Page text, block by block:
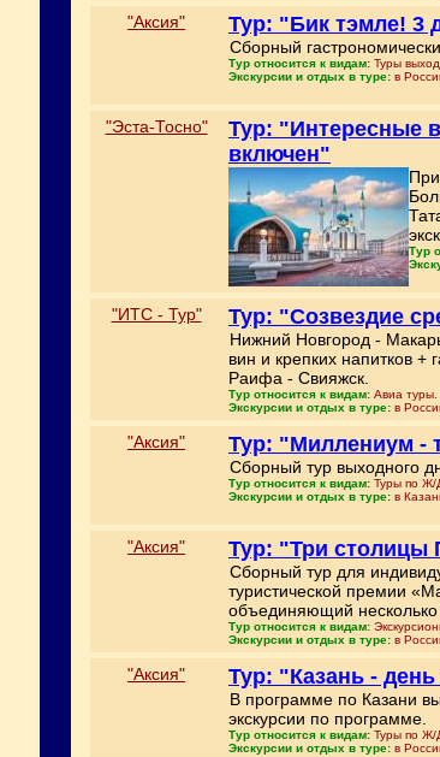
"Аксия" Тур: "Бик тэмле! 3
Сборный
Тур относится к видам: Туры
Экскурсии и отдых в туре: в
"Эста-Тосно"
Тур: "Интересные
включен"
Тур
"ИТС - Тур" Тур: "Созвездие
Нижний Новгород -
вин и крепких напитков +
Раифа - Свияжск.
Тур относится к видам: Авиа туры.
Экскурсии и отдых в туре: в
"Аксия" Тур: "Миллениум -
Сборный тур выходного
Тур относится к видам: Туры по Ж/
Экскурсии и отдых в туре: в
"Аксия" Тур: "Три столицы
Сборный тур для
туристической премии
объединяющий несколько
Тур относится к видам:
Экскурсии и отдых в туре: в
"Аксия" Тур: "Казань -
В программе по Казани
экскурсии по программе.
Тур относится к видам: Туры по Ж/
Экскурсии и отдых в туре: в